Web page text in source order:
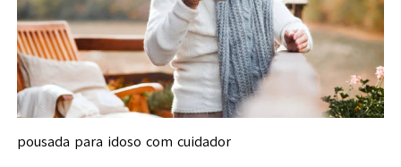
pousada para idoso com cuidador